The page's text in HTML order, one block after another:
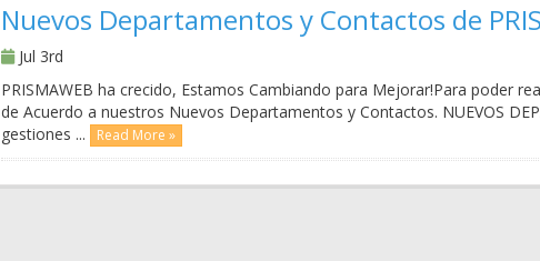
Nuevos Departamentos y Contactos de
Jul 3rd
PRISMAWEB ha crecido, Estamos Cambiando para Mejorar!Para poder
de Acuerdo a nuestros Nuevos Departamentos y Contactos.
gestiones ...
Read More »